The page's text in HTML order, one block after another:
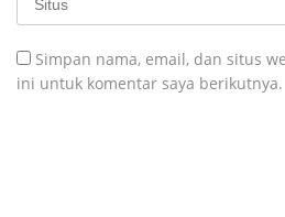
Simpan nama, email, dan situs
ini untuk komentar saya berikutnya.